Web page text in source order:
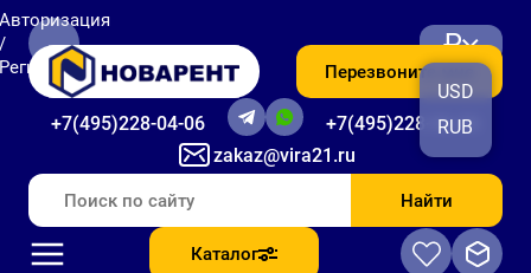
zakaz@vira21.ru
+7(495)228-04-06 +7(495)228-06-56
Перезвоните мне
₽
USD
RUB
Найти
Каталог